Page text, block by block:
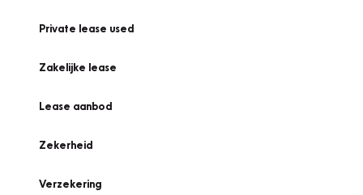
Private lease used
Zakelijke lease
Lease aanbod
Zekerheid
Verzekering